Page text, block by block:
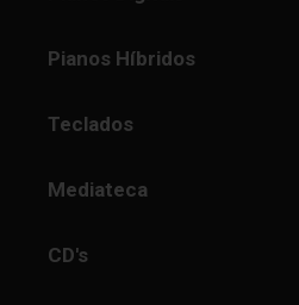
Pianos Híbridos
Teclados
Mediateca
CD's